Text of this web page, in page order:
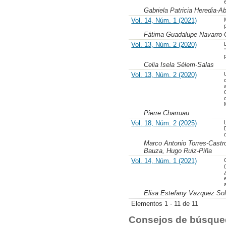
Gabriela Patricia Heredia-
Vol. 14, Núm. 1 (2021)
Fátima Guadalupe
Vol. 13, Núm. 2 (2020)
Celia Isela Sélem-Salas
Vol. 13, Núm. 2 (2020)
Pierre Charruau
Vol. 18, Núm. 2 (2025)
Marco Antonio Torres-
Bauza, Hugo Ruiz-Piña
Vol. 14, Núm. 1 (2021)
Elisa Estefany Vazquez
Elementos 1 - 11 de 11
Consejos de